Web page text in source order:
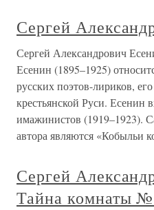
Сергей
Сергей Александрович
Есенин (1895–1925)
русских поэтов-лириков,
крестьянской Руси. Есенин
имажинистов (1919–1923).
автора являются «Кобыльи
Сергей
Тайна комнаты